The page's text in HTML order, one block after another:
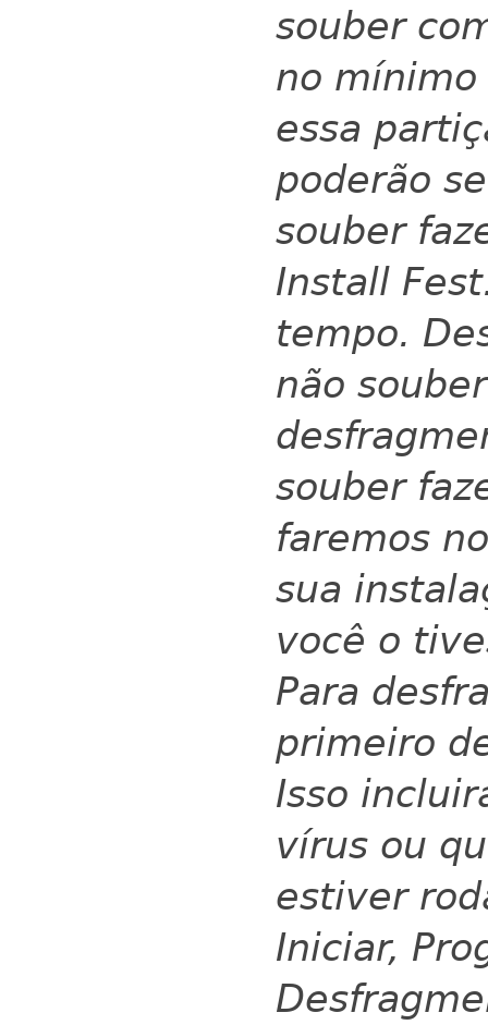
souber
no mínimo
essa
poderão
souber
Install
tempo.
não
souber
faremos
sua
você o
Para
primeiro
Isso
vírus ou
estiver
Iniciar,